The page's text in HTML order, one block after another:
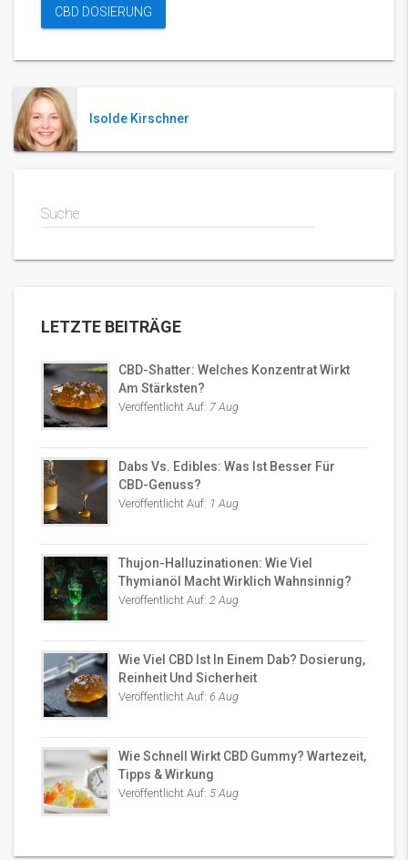
CBD DOSIERUNG
Isolde Kirschner
Suche
LETZTE BEITRÄGE
CBD-Shatter: Welches Konzentrat Wirkt
Am Stärksten?
Veröffentlicht Auf: 7 Aug
Dabs Vs. Edibles: Was Ist Besser Für
CBD-Genuss?
Veröffentlicht Auf: 1 Aug
Thujon-Halluzinationen: Wie Viel
Thymianöl Macht Wirklich Wahnsinnig?
Veröffentlicht Auf: 2 Aug
Wie Viel CBD Ist In Einem Dab? Dosierung,
Reinheit Und Sicherheit
Veröffentlicht Auf: 6 Aug
Wie Schnell Wirkt CBD Gummy? Wartezeit,
Tipps & Wirkung
Veröffentlicht Auf: 5 Aug